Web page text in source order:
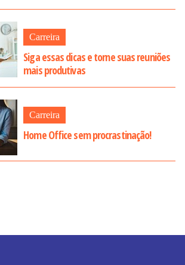
Carreira
Siga essas dicas e torne suas reuniões
mais produtivas
Carreira
Home Office sem procrastinação!